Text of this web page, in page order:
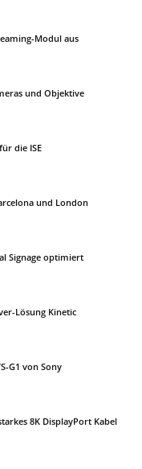
Modul aus
und Objektive
die ISE
und London
Signage optimiert
Lösung Kinetic
G1 von Sony
8K DisplayPort Kabel